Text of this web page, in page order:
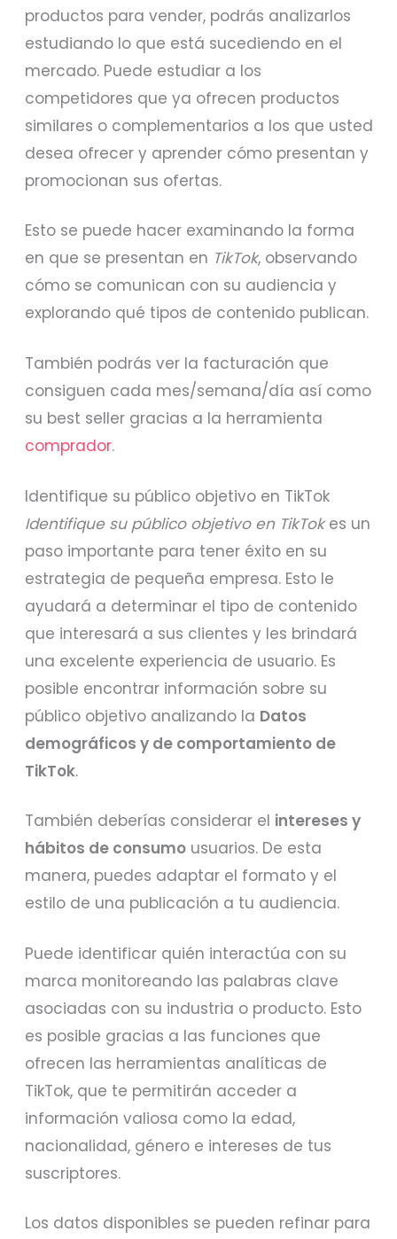
productos para vender, podrás analizarlos
estudiando lo que está sucediendo en el
mercado. Puede estudiar a los
competidores que ya ofrecen productos
similares o complementarios a los que usted
desea ofrecer y aprender cómo presentan y
promocionan sus ofertas.
Esto se puede hacer examinando la forma
en que se presentan en TikTok, observando
cómo se comunican con su audiencia y
explorando qué tipos de contenido publican.
También podrás ver la facturación que
consiguen cada mes/semana/día así como
su best seller gracias a la herramienta
comprador.
Identifique su público objetivo en TikTok
Identifique su público objetivo en TikTokes un
paso importante para tener éxito en su
estrategia de pequeña empresa. Esto le
ayudará a determinar el tipo de contenido
que interesará a sus clientes y les brindará
una excelente experiencia de usuario. Es
posible encontrar información sobre su
público objetivo analizando la Datos
demográficos y de comportamiento de
TikTok.
También deberías considerar el intereses y
hábitos de consumo usuarios. De esta
manera, puedes adaptar el formato y el
estilo de una publicación a tu audiencia.
Puede identificar quién interactúa con su
marca monitoreando las palabras clave
asociadas con su industria o producto. Esto
es posible gracias a las funciones que
ofrecen las herramientas analíticas de
TikTok, que te permitirán acceder a
información valiosa como la edad,
nacionalidad, género e intereses de tus
suscriptores.
Los datos disponibles se pueden refinar para